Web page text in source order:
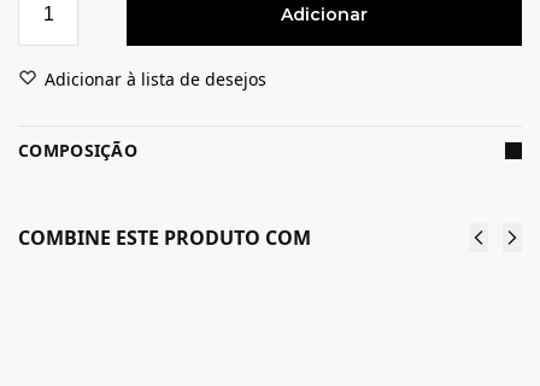
Adicionar
Adicionar à lista de desejos
COMPOSIÇÃO
COMBINE ESTE PRODUTO COM